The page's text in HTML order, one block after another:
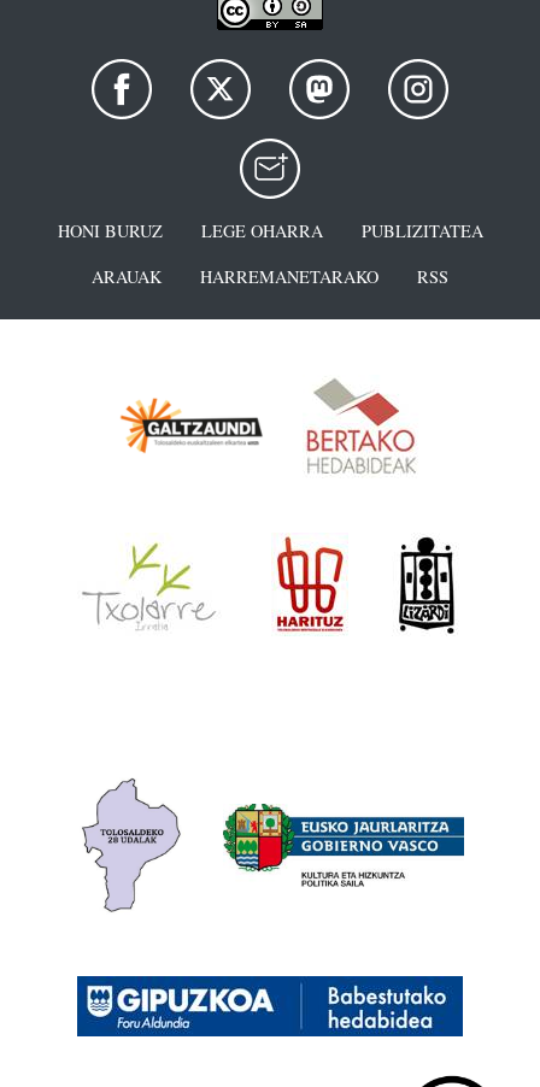
HONI BURUZ LEGE OHARRA
PUBLIZITATEA
ARAUAK
HARREMANETARAKO RSS